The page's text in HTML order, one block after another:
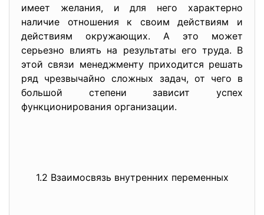
имеет желания, и для него характерно
наличие отношения к своим действиям и
действиям окружающих. А это может
серьезно влиять на результаты его труда. В
этой связи менеджменту приходится решать
ряд чрезвычайно сложных задач, от чего в
большой степени зависит успех
функционирования организации.
1.2 Взаимосвязь внутренних переменных